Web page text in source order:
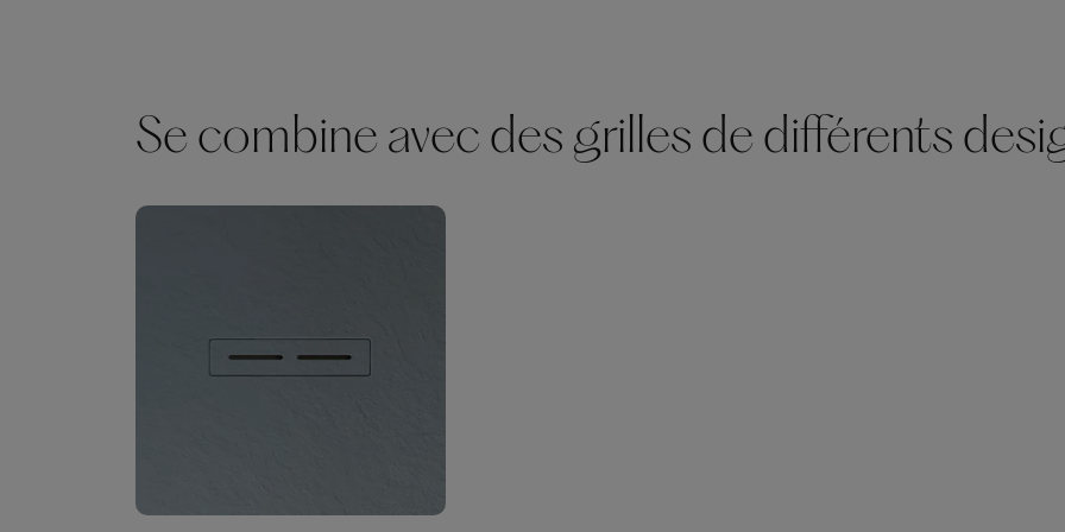
Se combine avec des grilles de différents